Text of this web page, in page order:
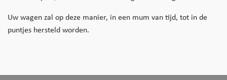
Uw wagen zal op deze manier, in een mum van tijd, tot in de
puntjes hersteld worden.